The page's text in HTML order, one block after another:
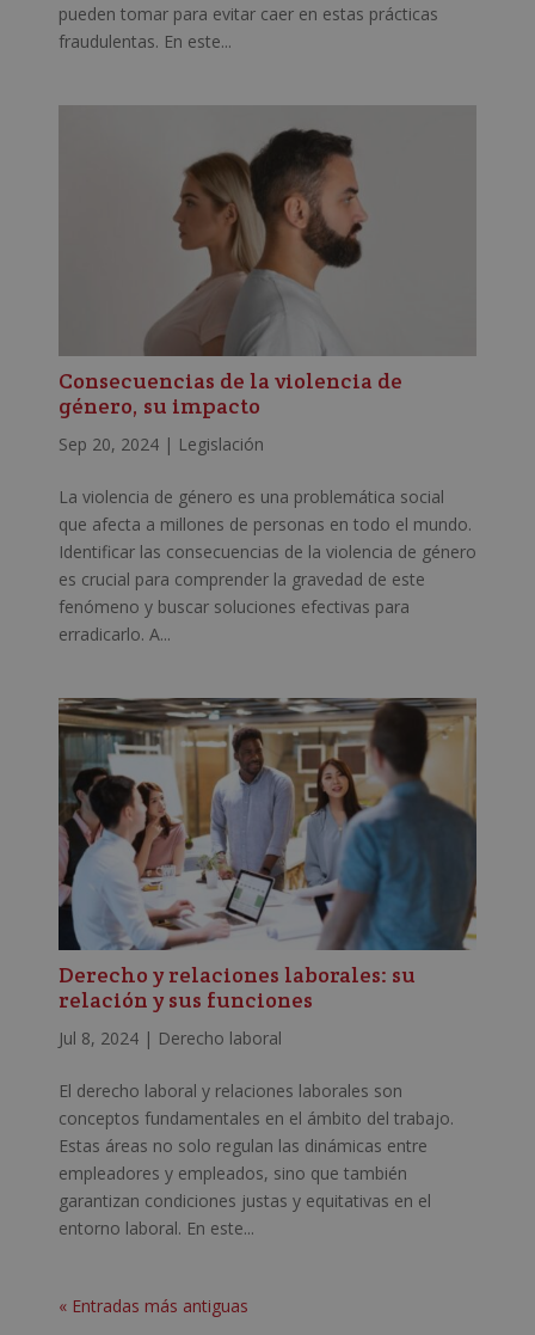
pueden tomar para evitar caer en estas prácticas
fraudulentas. En este...
Consecuencias de la violencia de
género, su impacto
Sep 20, 2024| Legislación
La violencia de género es una problemática social
que afecta a millones de personas en todo el mundo.
Identificar las consecuencias de la violencia de género
es crucial para comprender la gravedad de este
fenómeno y buscar soluciones efectivas para
erradicarlo. A...
Derecho y relaciones laborales: su
relación y sus funciones
Jul 8, 2024| Derecho laboral
El derecho laboral y relaciones laborales son
conceptos fundamentales en el ámbito del trabajo.
Estas áreas no solo regulan las dinámicas entre
empleadores y empleados, sino que también
garantizan condiciones justas y equitativas en el
entorno laboral. En este...
« Entradas más antiguas